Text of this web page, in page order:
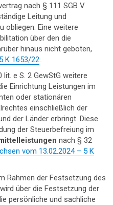
nach § 111 SGB V
Leitung und
obliegen. Eine weitere
über den die
hinaus nicht geboten,
K 1653/22.
e S. 2 GewStG weitere
Einrichtung Leistungen im
oder stationären
einschließlich der
der Länder erbringt. Diese
der Steuerbefreiung im
nach § 32
vom 13.02.2024 – 5 K
Rahmen der Festsetzung des
über die Festsetzung der
persönliche und sachliche